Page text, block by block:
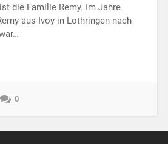
die Familie Remy. Im Jahre
aus Ivoy in Lothringen nach
0